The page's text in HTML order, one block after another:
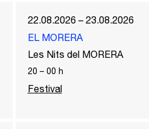
22.08.2026 – 23.08.2026
EL MORERA
Les Nits del MORERA
20 – 00 h
Festival